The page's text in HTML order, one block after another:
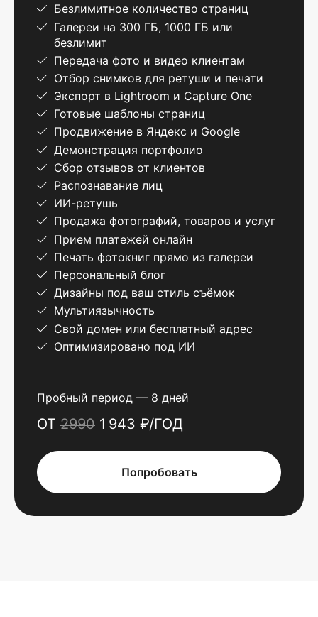
Безлимитное количество страниц
Галереи на 300 ГБ, 1000 ГБ или
безлимит
Передача фото и видео клиентам
Отбор снимков для ретуши и печати
Экспорт в Lightroom и Capture One
Готовые шаблоны страниц
Продвижение в Яндекс и Google
Демонстрация портфолио
Сбор отзывов от клиентов
Распознавание лиц
ИИ-ретушь
Продажа фотографий, товаров и услуг
Прием платежей онлайн
Печать фотокниг прямо из галереи
Персональный блог
Дизайны под ваш стиль съёмок
Мультиязычность
Свой домен или бесплатный адрес
Оптимизировано под ИИ
Пробный период — 8 дней
ОТ 2990 1 943 ₽/ГОД
Попробовать